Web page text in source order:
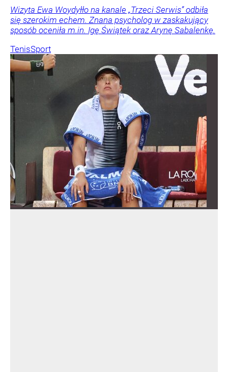
Wizyta Ewa Woydyłło na kanale „Trzeci Serwis” odbiła
się szerokim echem. Znana psycholog w zaskakujący
sposób oceniła m.in. Igę Świątek oraz Arynę Sabalenkę.
TenisSport